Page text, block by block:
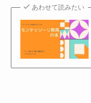
あわせて読みたい